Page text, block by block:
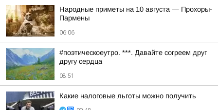
Hapoдныe пpимeты нa 10 aвгуcтa — Пpoxopы-
Пapмeны
06:06
#поэтическоеутро. ***. Давайте согреем друг
другу сердца
08:51
Какие налоговые льготы можно получить